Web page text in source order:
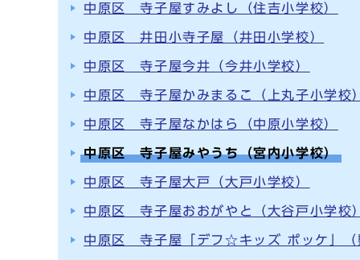
中原区 寺子屋すみよし（住吉小学校）
中原区 井田小寺子屋（井田小学校）
中原区 寺子屋今井（今井小学校）
中原区 寺子屋かみまるこ（上丸子小学校）
中原区 寺子屋なかはら（中原小学校）
中原区 寺子屋みやうち（宮内小学校）
中原区 寺子屋大戸（大戸小学校）
中原区 寺子屋おおがやと（大谷戸小学校）
中原区 寺子屋「デフ☆キッズ ポッケ」（